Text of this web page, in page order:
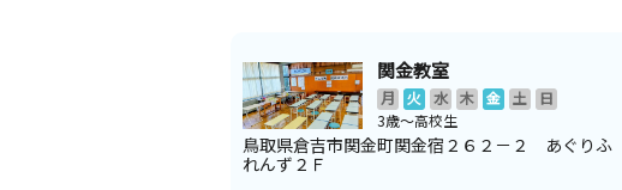
関金教室
月 火 水 木 金 土
日
3歳～高校生
鳥取県倉吉市関金町関金宿２６２－２ あぐりふ
れんず２Ｆ